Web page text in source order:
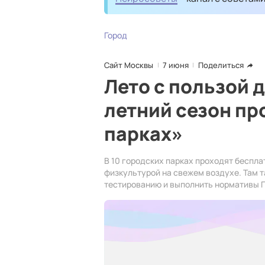
Город
Сайт Москвы 7 июня Поделиться
Лето с пользой
летний сезон
парках»
В 10 городских парках проходят
физкультурой на свежем воздухе. Там
тестированию и выполнить нормативы